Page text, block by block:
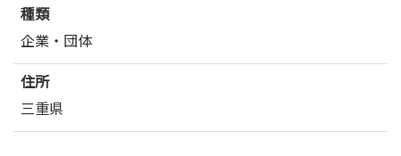
種類
企業・団体
住所
三重県